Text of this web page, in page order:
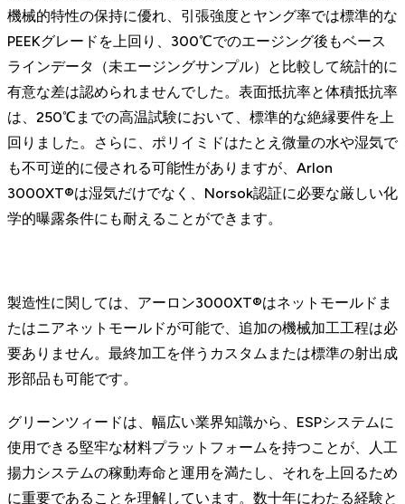
機械的特性の保持に優れ、引張強度とヤング率では標準的な
PEEKグレードを上回り、300℃でのエージング後もベース
ラインデータ（未エージングサンプル）と比較して統計的に
有意な差は認められませんでした。表面抵抗率と体積抵抗率
は、250℃までの高温試験において、標準的な絶縁要件を上
回りました。さらに、ポリイミドはたとえ微量の水や湿気で
も不可逆的に侵される可能性がありますが、Arlon
3000XT®は湿気だけでなく、Norsok認証に必要な厳しい化
学的曝露条件にも耐えることができます。
製造性に関しては、アーロン3000XT®はネットモールドま
たはニアネットモールドが可能で、追加の機械加工工程は必
要ありません。最終加工を伴うカスタムまたは標準の射出成
形部品も可能です。
グリーンツィードは、幅広い業界知識から、ESPシステムに
使用できる堅牢な材料プラットフォームを持つことが、人工
揚力システムの稼動寿命と運用を満たし、それを上回るため
に重要であることを理解しています。数十年にわたる経験と